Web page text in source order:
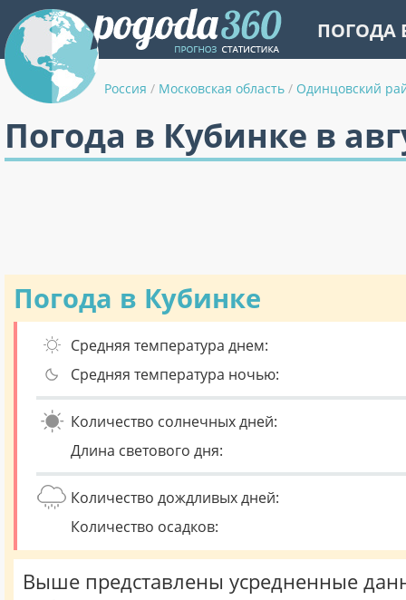
ПОГОДА
Россия / Московская область / Одинцовский
Погода в Кубинке в
Погода в Кубинке
Средняя температура днем:
Средняя температура ночью:
Количество солнечных дней:
Длина светового дня:
Количество дождливых дней:
Количество осадков:
Выше представлены усредненные